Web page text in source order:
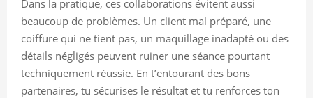
Dans la pratique, ces collaborations évitent aussi
beaucoup de problèmes. Un client mal préparé, une
coiffure qui ne tient pas, un maquillage inadapté ou des
détails négligés peuvent ruiner une séance pourtant
techniquement réussie. En t’entourant des bons
partenaires, tu sécurises le résultat et tu renforces ton